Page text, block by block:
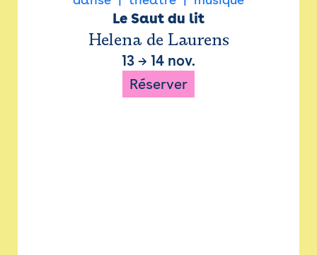
Le Saut du lit
Helena de Laurens
13 → 14 nov.
Réserver